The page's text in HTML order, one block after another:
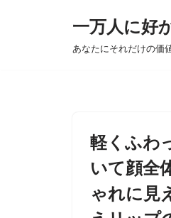
一万人に好
あなたにそれだけの価
軽くふわ
いて顔全
ゃれに見